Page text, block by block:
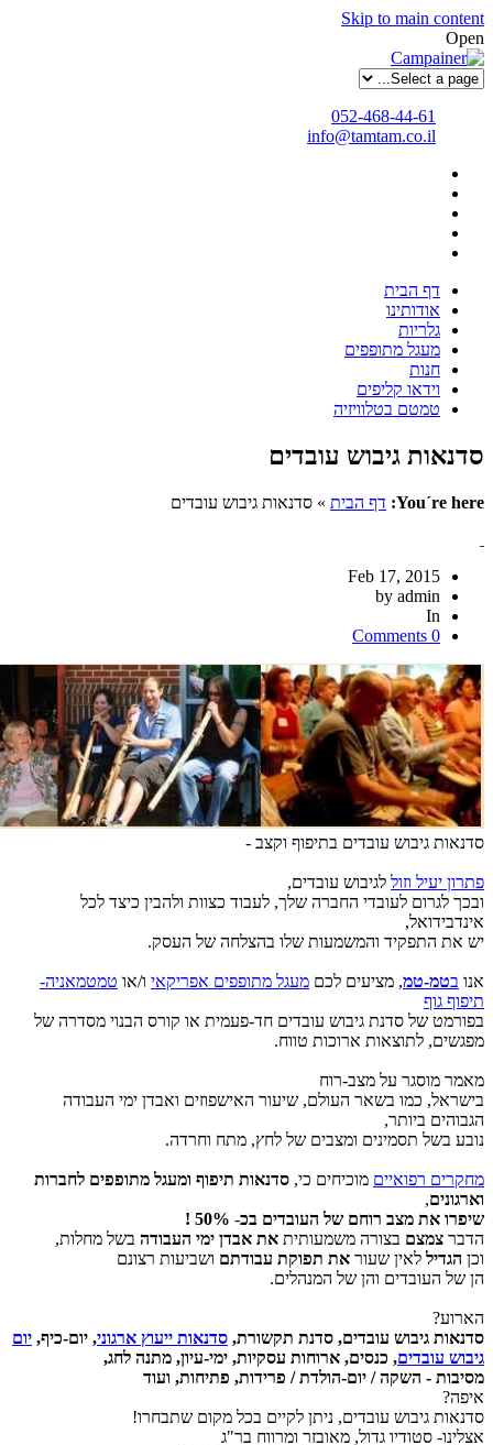
Skip to main content
Open
052-468-44-61
info@tamtam.co.il
דף הבית
אודותינו
גלריות
מעגל מתופפים
חנות
וידאו קליפים
טמטם בטלוויזיה
סדנאות גיבוש עובדים
You´re here: דף הבית » סדנאות גיבוש עובדים
Feb 17, 2015
by admin
In
0 Comments
סדנאות גיבוש עובדים בתיפוף וקצב -
פתרון יעיל וזול לגיבוש עובדים,
ובכך לגרום לעובדי החברה שלך, לעבוד כצוות ולהבין כיצד לכל
אינדבידואל,
יש את התפקיד והמשמעות שלו בהצלחה של העסק.
אנו בטמ-טמ, מציעים לכם מעגל מתופפים אפריקאי ו/או טמטמאניה-
תיפוף גוף
בפורמט של סדנת גיבוש עובדים חד-פעמית או קורס הבנוי מסדרה של
מפגשים, לתוצאות ארוכות טווח.
מאמר מוסגר על מצב-רוח
בישראל, כמו בשאר העולם, שיעור האישפוזים ואבדן ימי העבודה
הגבוהים ביותר,
נובע בשל תסמינים ומצבים של לחץ, מתח וחרדה.
מחקרים רפואיים מוכיחים כי, סדנאות תיפוף ומעגל מתופפים לחברות
וארגונים,
שיפרו את מצב רוחם של העובדים בכ-
50% !
הדבר צמצם בצורה משמעותית את אבדן ימי העבודה בשל מחלות,
וכן הגדיל לאין שעור את תפוקת עבודתם ושביעות רצונם
הן של העובדים והן של המנהלים.
הארוע?
סדנאות גיבוש עובדים, סדנת תקשורת, סדנאות ייעוץ ארגוני, יום-כיף, יום
גיבוש עובדים, כנסים, ארוחות עסקיות, ימי-עיון, מתנה לחג,
מסיבות - השקה / יום-הולדת / פרידות, פתיחות, ועוד
איפה?
סדנאות גיבוש עובדים, ניתן לקיים בכל מקום שתבחרו!
אצלינו- סטודיו גדול, מאובזר ומרווח בר"ג